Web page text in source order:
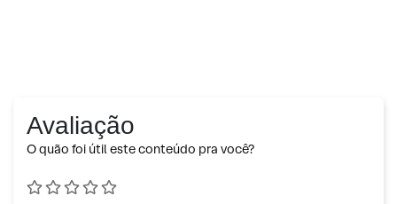
Avaliação
O quão foi útil este conteúdo pra você?